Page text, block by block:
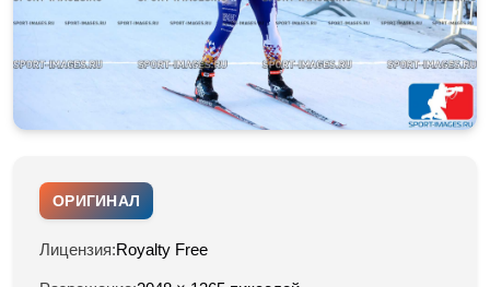
ОРИГИНАЛ
Лицензия:Royalty Free